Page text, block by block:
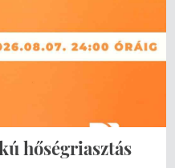
hőségriasztás